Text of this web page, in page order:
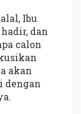
Ibu
dan
calon
akan
dengan